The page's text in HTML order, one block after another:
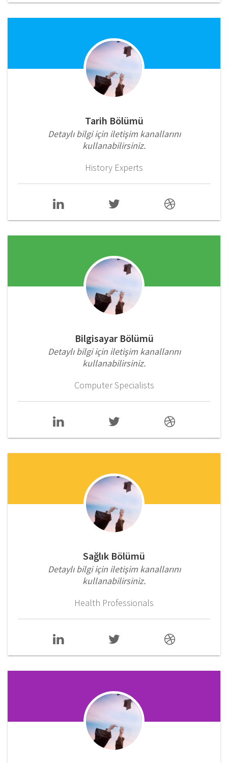
Tarih Bölümü
Detaylı bilgi için iletişim kanallarını
kullanabilirsiniz.
History Experts
Bilgisayar Bölümü
Detaylı bilgi için iletişim kanallarını
kullanabilirsiniz.
Computer Specialists
Sağlık Bölümü
Detaylı bilgi için iletişim kanallarını
kullanabilirsiniz.
Health Professionals